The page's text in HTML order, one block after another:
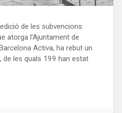
de les subvencions
atorga l’Ajuntament de
Activa, ha rebut un
de les quals 199 han estat